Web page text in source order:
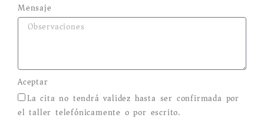
Mensaje
Aceptar
La cita no tendrá validez hasta ser confirmada por
el taller telefónicamente o por escrito.